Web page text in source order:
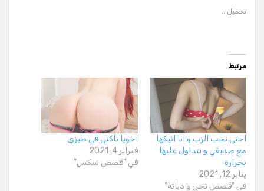
تحميل...
مرتبط
اختي تحب الزب و انا انيكها
مع صديقي و نتداول عليها
بحرارة
يناير 12, 2021
في "قصص تحرر و دياثة"
اخويا ناكني في طيزي
فبراير 4, 2021
في "قصص سكس"